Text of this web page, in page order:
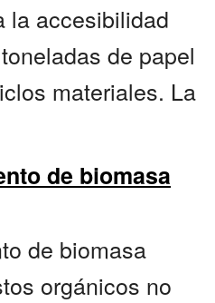
la accesibilidad
de papel
materiales. La
de biomasa
de biomasa
orgánicos no